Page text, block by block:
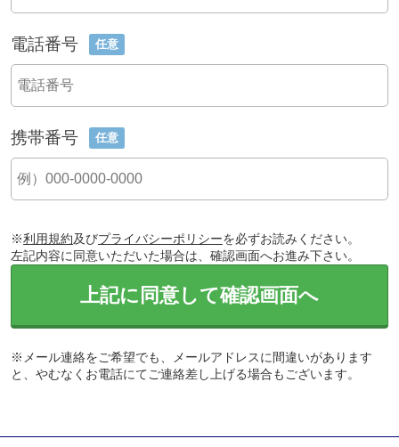
電話番号 任意
携帯番号 任意
※利用規約及びプライバシーポリシーを必ずお読みください。
左記内容に同意いただいた場合は、確認画面へお進み下さい。
上記に同意して確認画面へ
※メール連絡をご希望でも、メールアドレスに間違いがあります
と、やむなくお電話にてご連絡差し上げる場合もございます。